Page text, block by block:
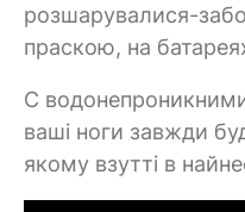
розшарувалися-
праскою, на
C
ваші ноги завжди
якому взутті в